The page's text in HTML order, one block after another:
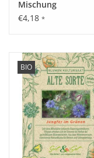
Verwendung:
Eignet sich
Blickfang bei
Tipp:
Auch für Kübel oder
Mischung
€4,18 *
BIO